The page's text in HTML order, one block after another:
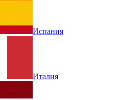
Испания
Италия